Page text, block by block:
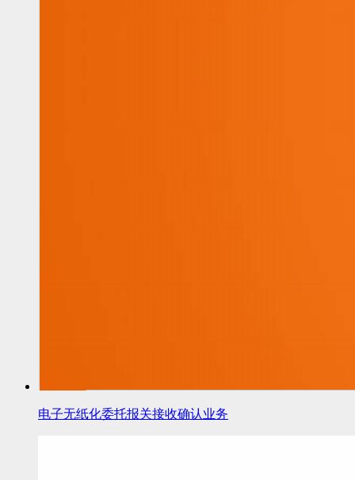
电子无纸化委托报关接收确认业务